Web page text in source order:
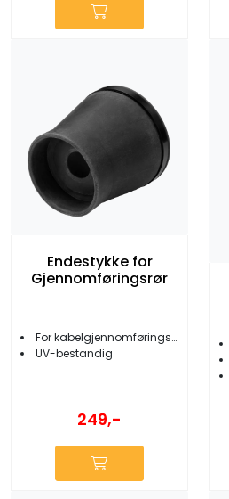
Endestykke for
Gjennomføringsrør
For kabelgjennomføringsrør
UV-bestandig
249,-